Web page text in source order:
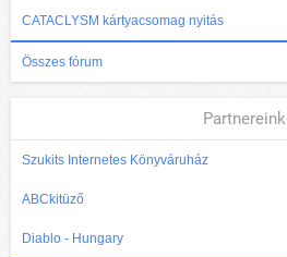
CATACLYSM kártyacsomag nyitás
Összes fórum
Partnereink
Szukits Internetes Könyváruház
ABCkitüző
Diablo - Hungary